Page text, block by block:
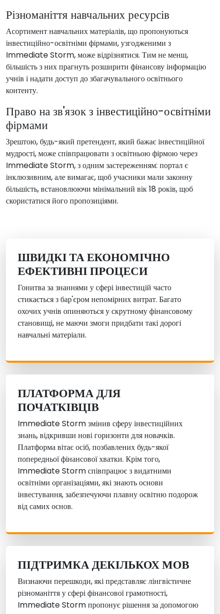
Різноманіття навчальних ресурсів
Асортимент навчальних матеріалів, що пропонуються
інвестиційно-освітніми фірмами, узгодженими з
Immediate Storm, може відрізнятися. Тим не менш,
більшість з них прагнуть розширити фінансову інформацію
учнів і надати доступ до збагачувального освітнього
контенту.
Право на зв'язок з інвестиційно-освітніми
фірмами
Зрештою, будь-який претендент, який бажає інвестиційної
мудрості, може співпрацювати з освітньою фірмою через
Immediate Storm, з одним застереженням: портал є
інклюзивним, але вимагає, щоб учасники мали законну
більшість, встановлюючи мінімальний вік 18 років, щоб
скористатися його пропозиціями.
ШВИДКІ ТА ЕКОНОМІЧНО
ЕФЕКТИВНІ ПРОЦЕСИ
Гонитва за знаннями у сфері інвестицій часто
стикається з бар'єром непомірних витрат. Багато
охочих учнів опиняються у скрутному фінансовому
становищі, не маючи змоги придбати такі дорогі
навчальні матеріали.
ПЛАТФОРМА ДЛЯ
ПОЧАТКІВЦІВ
Immediate Storm змінив сферу інвестиційних
знань, відкривши нові горизонти для новачків.
Платформа вітає осіб, позбавлених будь-якої
попередньої фінансової хватки. Крім того,
Immediate Storm співпрацює з видатними
освітніми організаціями, які знають основи
інвестування, забезпечуючи плавну освітню подорож
від самих основ.
ПІДТРИМКА ДЕКІЛЬКОХ МОВ
Визнаючи перешкоди, які представляє лінгвістичне
різноманіття у сфері фінансової грамотності,
Immediate Storm пропонує рішення за допомогою